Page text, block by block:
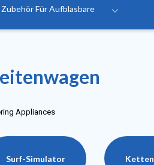
Zubehör Für Aufblasbare
Appliances
Surf-Simulator